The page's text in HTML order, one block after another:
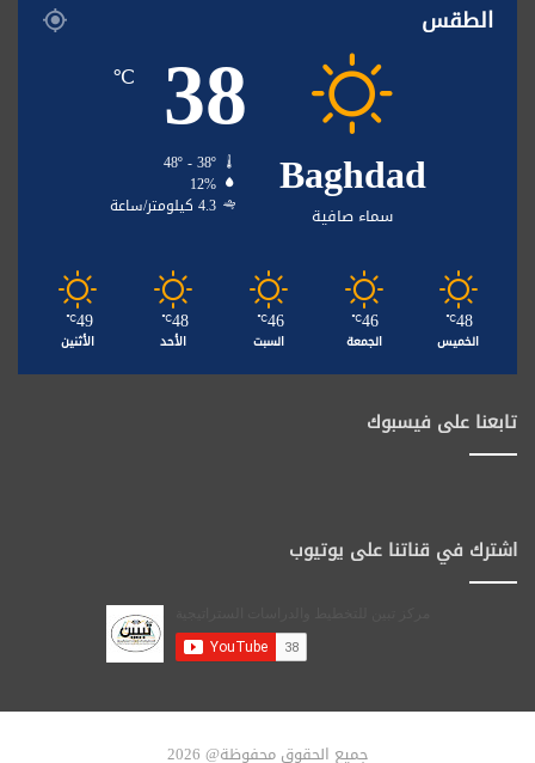
الطقس
Baghdad
سماء صافية
38
℃
48º - 38º
12%
4.3 كيلومتر/ساعة
48
℃
الخميس
46
℃
الجمعة
46
℃
السبت
48
℃
الأحد
49
℃
الأثنين
تابعنا على فيسبوك
اشترك في قناتنا على يوتيوب
جميع الحقوق محفوظة@ 2026